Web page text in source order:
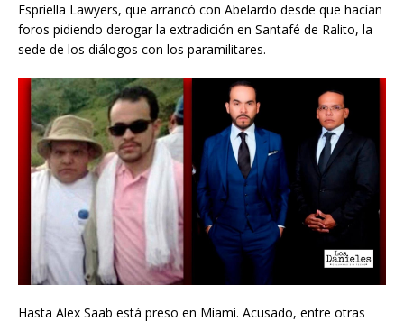
Espriella Lawyers, que arrancó con Abelardo desde que hacían
foros pidiendo derogar la extradición en Santafé de Ralito, la
sede de los diálogos con los paramilitares.
Hasta Alex Saab está preso en Miami. Acusado, entre otras